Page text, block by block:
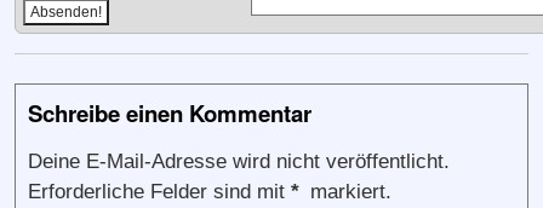
Schreibe einen Kommentar
Deine E-Mail-Adresse wird nicht veröffentlicht.
Erforderliche Felder sind mit * markiert.